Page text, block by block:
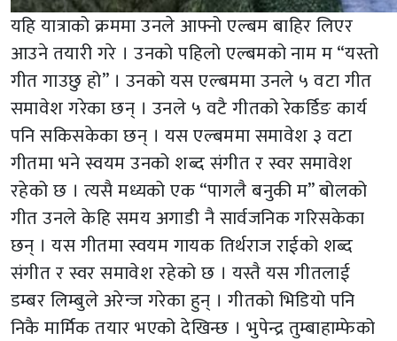
यहि यात्राको क्रममा उनले आफ्नो एल्बम बाहिर लिएर
आउने तयारी गरे । उनको पहिलो एल्बमको नाम म “यस्तो
गीत गाउछु हो” । उनको यस एल्बममा उनले ५ वटा गीत
समावेश गरेका छन् । उनले ५ वटै गीतको रेकर्डिङ कार्य
पनि सकिसकेका छन् । यस एल्बममा समावेश ३ वटा
गीतमा भने स्वयम उनको शब्द संगीत र स्वर समावेश
रहेको छ । त्यसै मध्यको एक “पागलै बनुकी म” बोलको
गीत उनले केहि समय अगाडी नै सार्वजनिक गरिसकेका
छन् । यस गीतमा स्वयम गायक तिर्थराज राईको शब्द
संगीत र स्वर समावेश रहेको छ । यस्तै यस गीतलाई
डम्बर लिम्बुले अरेन्ज गरेका हुन् । गीतको भिडियो पनि
निकै मार्मिक तयार भएको देखिन्छ । भुपेन्द्र तुम्बाहाम्फेको